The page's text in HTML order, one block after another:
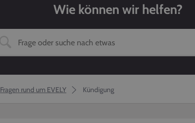
Wie können wir helfen?
Fragen rund um EVELY Kündigung